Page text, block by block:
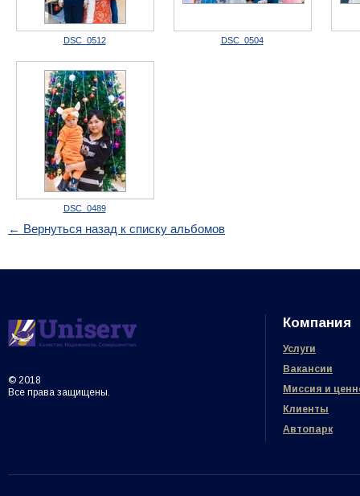
DSC_0512 DSC_0504
DSC_0489
← Вернуться назад к списку альбомов
© 2018
Все права защищены.
Компания
Услуги
Вакансии
Миссия и
Клиенты
Автопарк